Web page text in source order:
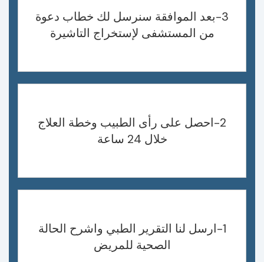
3-بعد الموافقة سنرسل لك خطاب دعوة
من المستشفى لإستخراج التاشيرة
2-احصل على رأى الطبيب وخطة العلاج
خلال 24 ساعة
1-ارسل لنا التقرير الطبي واشرح الحالة
الصحية للمريض